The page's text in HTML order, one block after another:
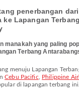
penerbangan
ke Lapangan
manakah yang paling
Terbang
Cebu Pacific Philippine
di lapangan terbang ini.